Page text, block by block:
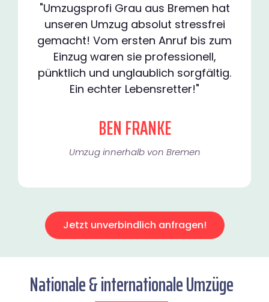
"Umzugsprofi Grau aus Bremen hat
unseren Umzug absolut stressfrei
gemacht! Vom ersten Anruf bis zum
Einzug waren sie professionell,
pünktlich und unglaublich sorgfältig.
Ein echter Lebensretter!"
BEN FRANKE
Umzug innerhalb von Bremen​
Jetzt unverbindlich anfragen!
Nationale & internationale Umzüge